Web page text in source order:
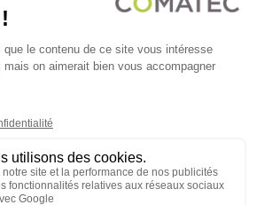
PACKAGING
François-Xavier Fafeur
Carcassonne, FRANCE
DE CONFIDENTIALITÉ
MATIÈRE DE COOKIES
CGV